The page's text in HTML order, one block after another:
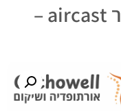
סד קרסול עם כריות אוויר aircast –